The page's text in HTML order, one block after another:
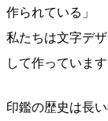
作られている」
私たちは文字デ
して作っています
印鑑の歴史は長